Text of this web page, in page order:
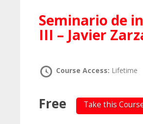
Seminario de investigación en Teoría crítica
III – Javier
Course Access: Lifetime
Free Take this